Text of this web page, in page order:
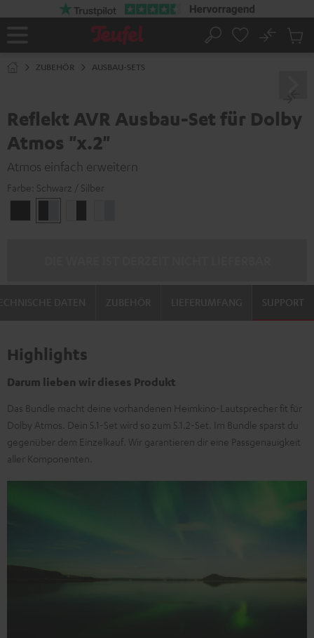
Startseite
Suche
No
ZUBEHÖR AUSBAU-SETS
Reflekt AVR Ausbau-Set für Dolby
Atmos "x.2"
Atmos einfach erweitern
Farbe: Schwarz / Silber
/
SUPPORT
Highlights
Darum lieben wir dieses Produkt
Das Bundle macht deine vorhandenen Heimkino-Lautsprecher fit für
Dolby Atmos. Dein 5.1-Set wird so zum 5.1.2-Set. Im Bundle sparst du
gegenüber dem Einzelkauf. Wir garantieren dir eine Passgenauigkeit
aller Komponenten.